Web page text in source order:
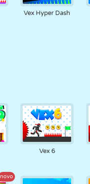
Vex Hyper Dash
Vex 6
novo